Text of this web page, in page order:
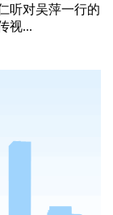
听对吴萍一行的
视...